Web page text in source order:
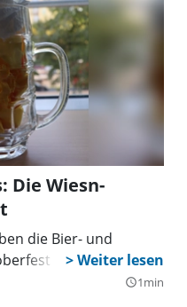
Die Wiesn-
die Bier- und
mitgeteilt.
query_builder1min